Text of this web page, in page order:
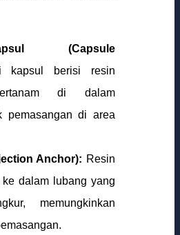
(Capsule
kapsul berisi resin
di dalam
pemasangan di area
Anchor): Resin
dalam lubang yang
memungkinkan